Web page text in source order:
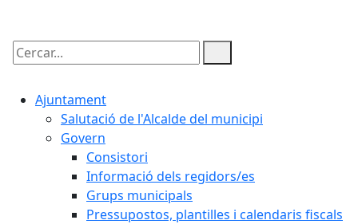
Cercar:
Ajuntament
Salutació de l'Alcalde del municipi
Govern
Consistori
Informació dels regidors/es
Grups municipals
Pressupostos, plantilles i calendaris fiscals